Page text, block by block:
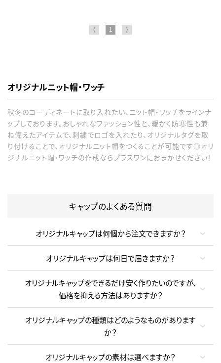
⟨ 1 ⟩
オリジナルニット帽・ワッチ
秋冬のコーディネートに取り入れたい、ニット帽・ワッチをラインナ
ップしております。おしゃれなファッション性と、暖かく防寒性も兼
ね備えたアイテムで、刺繍でロゴを入れたり、オリジナルタグを取
り付けることで、オリジナルニット帽をつくることが可能です◎オリ
ジナルニット帽・ワッチの作成ならプラスワンにおまかせください！
キャップのよくある質問
オリジナルキャップは何個から注文できますか？
オリジナルキャップは何日で届きますか？
オリジナルキャップをできるだけ安く作りたいのですが、
価格を抑える方法はありますか？
オリジナルキャップの種類はどのようなものがあります
か？
オリジナルキャップの素材は選べますか？